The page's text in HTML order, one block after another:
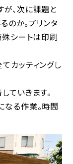
、次に課題と
のか。プリンタ
殊シートは印刷
カッティングし
ていきます。
る作業。時間